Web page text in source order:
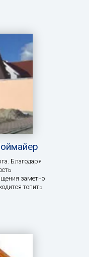
Благодаря
заметно
топить